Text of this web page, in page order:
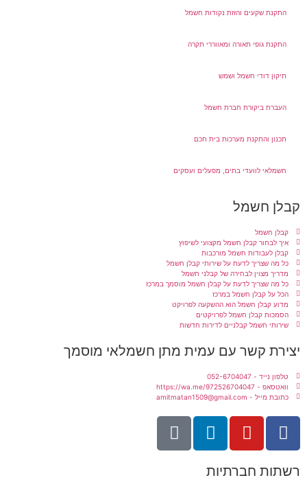
התקנת שקעים והזזת נקודות חשמל
התקנת גופי תאורה ומאווררי תקרה
תיקון דודי חשמל ושמש
העברת ביקורת חברת חשמל
תכנון והתקנת מערכות בית חכם
חשמלאי לוועדי בתים, מפעלים ועסקים
קבלן חשמל
קבלן חשמל
איך לבחור קבלן חשמל מקצועי לשיפוץ
קבלן לעבודות חשמל מורכבות
כל מה שצריך לדעת על שירותי קבלן חשמל
מדריך מצוין לבחירה של קבלני חשמל
כל מה שצריך לדעת על קבלן חשמל מוסמך במרכז
הכל על קבלן חשמל במרכז
מדוע קבלן חשמל הוא ההשקעה לפרויקט
הסמכות קבלן חשמל לפרויקטים
שירותי חשמל קבלניים לדירות חדשות
יצירת קשר עם עמית מתן חשמלאי מוסמך
טלפון נייד - 052-6704047
וואטסאפ - https://wa.me/972526704047
כתובת מייל - amitmatan1509@gmail.com
רשתות חברתיות